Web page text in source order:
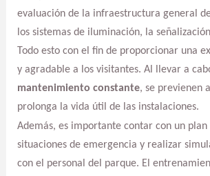
evaluación de la infraestructura general
los sistemas de iluminación, la
Todo esto con el fin de proporcionar una
y agradable a los visitantes. Al llevar a
mantenimiento constante, se previenen
prolonga la vida útil de las instalaciones.
Además, es importante contar con un plan
situaciones de emergencia y realizar
con el personal del parque. El